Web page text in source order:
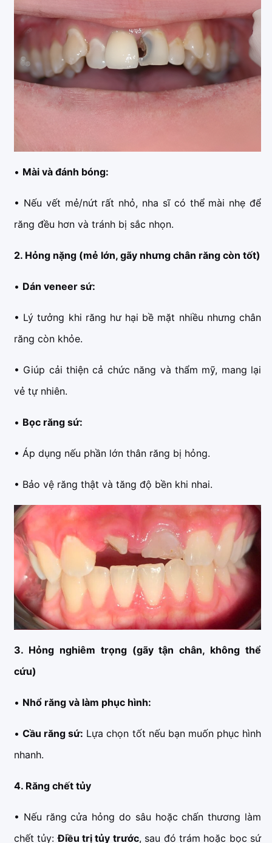
• Mài và đánh bóng:
• Nếu vết mẻ/nứt rất nhỏ, nha sĩ có thể mài nhẹ để
răng đều hơn và tránh bị sắc nhọn.
2. Hỏng nặng (mẻ lớn, gãy nhưng chân răng còn tốt)
• Dán veneer sứ:
• Lý tưởng khi răng hư hại bề mặt nhiều nhưng chân
răng còn khỏe.
• Giúp cải thiện cả chức năng và thẩm mỹ, mang lại
vẻ tự nhiên.
• Bọc răng sứ:
• Áp dụng nếu phần lớn thân răng bị hỏng.
• Bảo vệ răng thật và tăng độ bền khi nhai.
3. Hỏng nghiêm trọng (gãy tận chân, không thể
cứu)
• Nhổ răng và làm phục hình:
•Cầu răng sứ: Lựa chọn tốt nếu bạn muốn phục hình
nhanh.
4. Răng chết tủy
• Nếu răng cửa hỏng do sâu hoặc chấn thương làm
chết tủy:Điều trị tủy trước, sau đó trám hoặc bọc sứ